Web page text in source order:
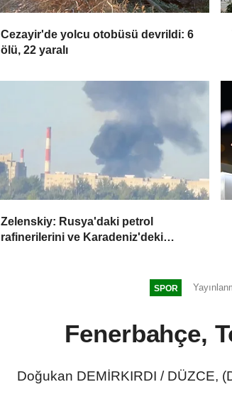
Cezayir'de yolcu otobüsü devrildi: 6
ölü, 22 yaralı
Zelenskiy: Rusya'daki petrol
rafinerilerini ve Karadeniz'deki
SPOR
Fenerbahçe,
Doğukan DEMİRKIRDI / DÜZCE,